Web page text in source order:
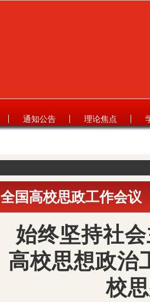
通知公告 理论焦点
全国高校思政工作会议
始终坚持社
高校思想政治
校